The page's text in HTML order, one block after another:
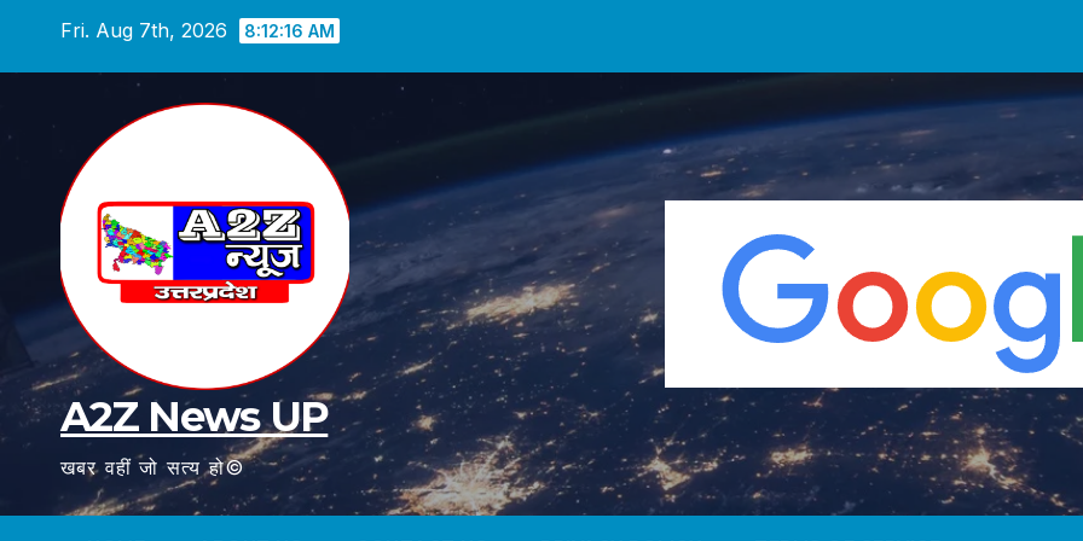
Fri. Aug 7th, 2026 8:12:17 AM
A2Z News UP
खबर वहीं जो सत्य हो©